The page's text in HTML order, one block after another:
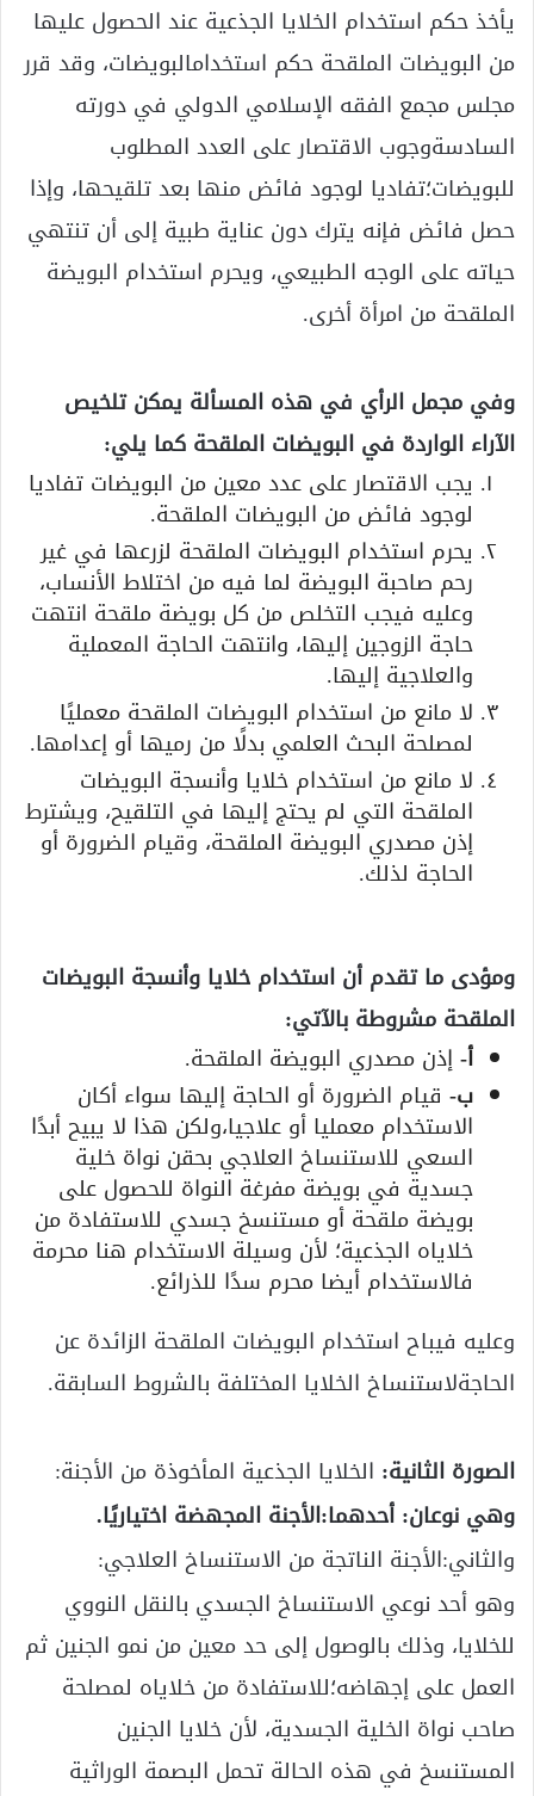
يأخذ حكم استخدام الخلايا الجذعية عند الحصول عليها
من البويضات الملقحة حكم استخدامالبويضات، وقد قرر
مجلس مجمع الفقه الإسلامي الدولي في دورته
السادسةوجوب الاقتصار على العدد المطلوب
للبويضات؛تفاديا لوجود فائض منها بعد تلقيحها، وإذا
حصل فائض فإنه يترك دون عناية طبية إلى أن تنتهي
حياته على الوجه الطبيعي، ويحرم استخدام البويضة
الملقحة من امرأة أخرى.
وفي مجمل الرأي في هذه المسألة يمكن تلخيص
الآراء الواردة في البويضات الملقحة كما يلي:
يجب الاقتصار على عدد معين من البويضات تفاديا
لوجود فائض من البويضات الملقحة.
يحرم استخدام البويضات الملقحة لزرعها في غير
رحم صاحبة البويضة لما فيه من اختلاط الأنساب،
وعليه فيجب التخلص من كل بويضة ملقحة انتهت
حاجة الزوجين إليها، وانتهت الحاجة المعملية
والعلاجية إليها.
لا مانع من استخدام البويضات الملقحة معمليًا
لمصلحة البحث العلمي بدلًا من رميها أو إعدامها.
لا مانع من استخدام خلايا وأنسجة البويضات
الملقحة التي لم يحتج إليها في التلقيح، ويشترط
إذن مصدري البويضة الملقحة، وقيام الضرورة أو
الحاجة لذلك.
ومؤدى ما تقدم أن استخدام خلايا وأنسجة البويضات
الملقحة مشروطة بالآتي:
‌أ-إذن مصدري البويضة الملقحة.
‌ب- قيام الضرورة أو الحاجة إليها سواء أكان
الاستخدام معمليا أو علاجيا،ولكن هذا لا يبيح أبدًا
السعي للاستنساخ العلاجي بحقن نواة خلية
جسدية في بويضة مفرغة النواة للحصول على
بويضة ملقحة أو مستنسخ جسدي للاستفادة من
خلاياه الجذعية؛ لأن وسيلة الاستخدام هنا محرمة
فالاستخدام أيضا محرم سدًا للذرائع.
وعليه فيباح استخدام البويضات الملقحة الزائدة عن
الحاجةلاستنساخ الخلايا المختلفة بالشروط السابقة.
الصورة الثانية: الخلايا الجذعية المأخوذة من الأجنة:
وهي نوعان: أحدهما:الأجنة المجهضة اختياريًا.
والثاني:الأجنة الناتجة من الاستنساخ العلاجي:
وهو أحد نوعي الاستنساخ الجسدي بالنقل النووي
للخلايا، وذلك بالوصول إلى حد معين من نمو الجنين ثم
العمل على إجهاضه؛للاستفادة من خلاياه لمصلحة
صاحب نواة الخلية الجسدية، لأن خلايا الجنين
المستنسخ في هذه الحالة تحمل البصمة الوراثية